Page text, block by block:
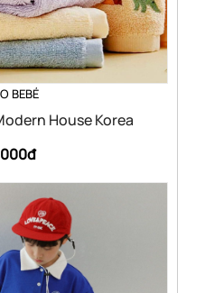
BEBÉ
House Korea